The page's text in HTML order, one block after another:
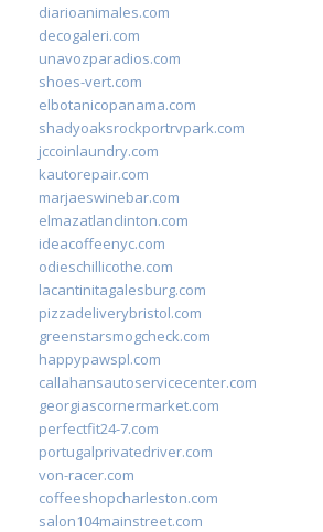
diarioanimales.com
decogaleri.com
unavozparadios.com
shoes-vert.com
elbotanicopanama.com
shadyoaksrockportrvpark.com
jccoinlaundry.com
kautorepair.com
marjaeswinebar.com
elmazatlanclinton.com
ideacoffeenyc.com
odieschillicothe.com
lacantinitagalesburg.com
pizzadeliverybristol.com
greenstarsmogcheck.com
happypawspl.com
callahansautoservicecenter.com
georgiascornermarket.com
perfectfit24-7.com
portugalprivatedriver.com
von-racer.com
coffeeshopcharleston.com
salon104mainstreet.com